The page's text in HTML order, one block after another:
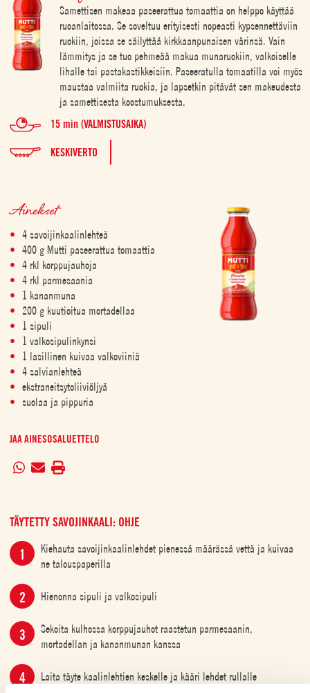
Samettisen makeaa paseerattua tomaattia on helppo käyttää
ruoanlaitossa. Se soveltuu erityisesti nopeasti kypsennettäviin
ruokiin, joissa se säilyttää kirkkaanpunaisen värinsä. Vain
lämmitys ja se tuo pehmeää makua munaruokiin, valkoiselle
lihalle tai pastakastikkeisiin. Paseeratulla tomaatilla voi myös
maustaa valmiita ruokia, ja lapsetkin pitävät sen makeudesta
ja samettisesta koostumuksesta.
15 min (VALMISTUSAIKA)
KESKIVERTO
Ainekset
4 savoijinkaalinlehteä
400 g Mutti paseerattua tomaattia
4 rkl korppujauhoja
4 rkl parmesaania
1 kananmuna
200 g kuutioitua mortadellaa
1 sipuli
1 valkosipulinkynsi
1 lasillinen kuivaa valkoviiniä
4 salvianlehteä
ekstraneitsytoliiviöljyä
suolaa ja pippuria
JAA AINESOSALUETTELO
TÄYTETTY SAVOJINKAALI: OHJE
Kiehauta savoijinkaalinlehdet pienessä määrässä vettä ja kuivaa
ne talouspaperilla
Hienonna sipuli ja valkosipuli
Sekoita kulhossa korppujauhot raastetun parmesaanin,
mortadellan ja kananmunan kanssa
Laita täyte kaalinlehtien keskelle ja kääri lehdet rullalle